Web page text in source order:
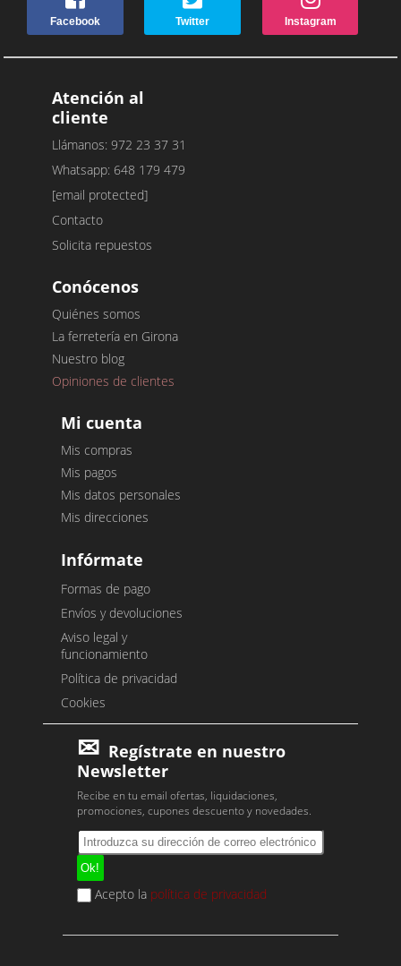
Facebook Twitter Instagram
Atención al
cliente
Llámanos: 972 23 37 31
Whatsapp: 648 179 479
[email protected]
Contacto
Solicita repuestos
Conócenos
Quiénes somos
La ferretería en Girona
Nuestro blog
Opiniones de clientes
Mi cuenta
Mis compras
Mis pagos
Mis datos personales
Mis direcciones
Infórmate
Formas de pago
Envíos y devoluciones
Aviso legal y
funcionamiento
Política de privacidad
Cookies
Regístrate en nuestro
Newsletter
Recibe en tu email ofertas, liquidaciones,
promociones, cupones descuento y novedades.
Acepto la política de privacidad